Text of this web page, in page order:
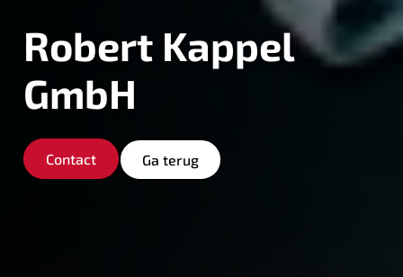
Robert Kappel
GmbH
Contact Ga terug